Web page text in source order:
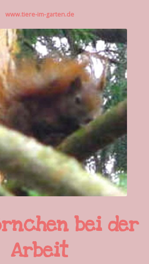
www.tiere-im-garten.de
bei der
Arbeit